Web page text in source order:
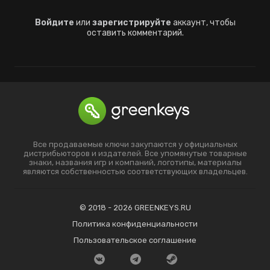
Войдите или зарегистрируйте аккаунт, чтобы
оставить комментарий.
Все продаваемые ключи закупаются у официальных
дистрибьюторов и издателей. Все упомянутые товарные
знаки, названия игр и компаний, логотипы, материалы
являются собственностью соответствующих владельцев.
© 2018 - 2026 GREENKEYS.RU
Политика конфиденциальности
Пользовательское соглашение